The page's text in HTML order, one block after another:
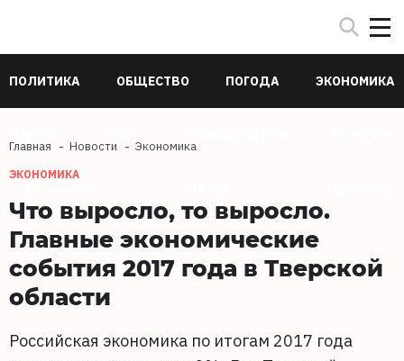
ПОЛИТИКА ОБЩЕСТВО ПОГОДА ЭКОНОМИКА
Главная Новости Экономика
ЭКОНОМИКА
Что выросло, то выросло.
Главные экономические
события 2017 года в Тверской
области
Российская экономика по итогам 2017 года